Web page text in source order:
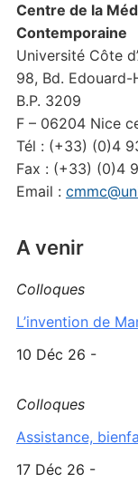
Centre de la
Contemporaine
Université Côte
98, Bd. Edouard-
B.P. 3209
F – 06204 Nice
Tél : (+33) (0)4
Fax : (+33) (0)4
Email :
A venir
Colloques
L’invention de
10 Déc 26 -
Colloques
Assistance,
17 Déc 26 -